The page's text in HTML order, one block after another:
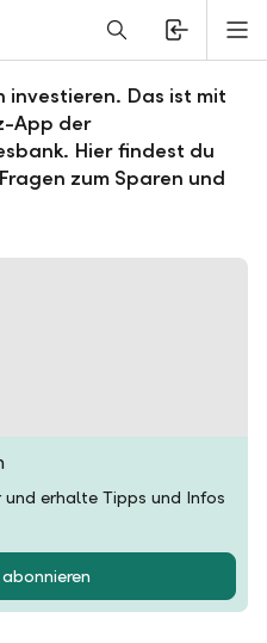
zu willbe
investieren. Das ist mit
App der
Hier findest du
zum Sparen und
erhalte Tipps und Infos